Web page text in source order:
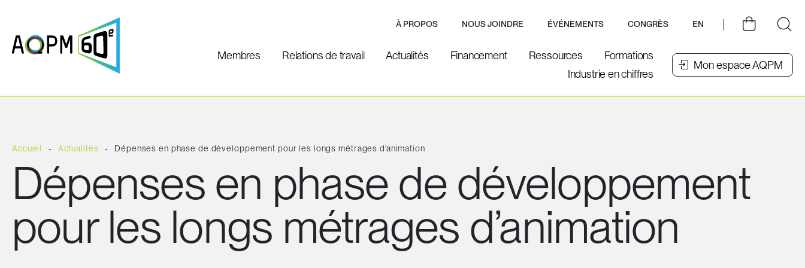
À PROPOS NOUS JOINDRE ÉVÉNEMENTS CONGRÈS EN
Membres Relations de travail Actualités Financement Ressources
Formations
Industrie en chiffres
Mon espace AQPM
Accueil Actualités Dépenses en phase de développement pour les longs métrages d'animation
Dépenses en phase de développement
pour les longs métrages d’animation